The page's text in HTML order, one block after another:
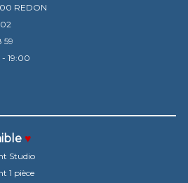
REDON
02
59
19:00
♥
Studio
1 pièce